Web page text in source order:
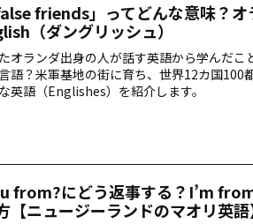
friends」ってどんな意味？
（ダングリッシュ）
オランダ出身の人が話す英語から学んだ
語？米軍基地の街に育ち、世界12カ国100
英語（Englishes）を紹介します。
from?にどう返事する？I’m
【ニュージーランドのマオリ英語